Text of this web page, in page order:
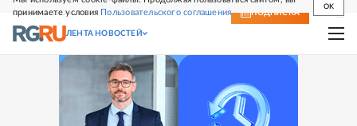
принимаете условия Пользовательского соглашения
OK
СВЕЖИЙ НОМЕР ПОДПИСКА
ЛЕНТА НОВОСТЕЙ